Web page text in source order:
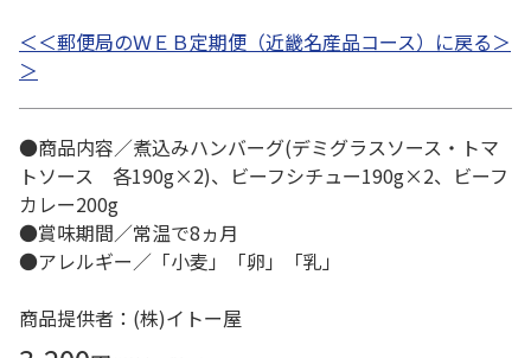
＜＜郵便局のＷＥＢ定期便（近畿名産品コース）に戻る＞
＞
●商品内容／煮込みハンバーグ(デミグラスソース・トマ
トソース 各190g×2)、ビーフシチュー190g×2、ビーフ
カレー200g
●賞味期間／常温で8ヵ月
●アレルギー／「小麦」「卵」「乳」
商品提供者：(株)イトー屋